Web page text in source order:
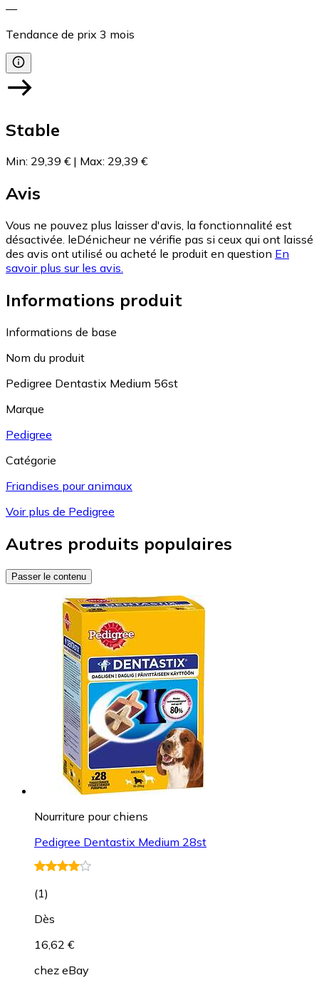
—
Tendance de prix 3 mois
Stable
Min: 29,39 € | Max: 29,39 €
Avis
Vous ne pouvez plus laisser d'avis, la fonctionnalité est
désactivée. leDénicheur ne vérifie pas si ceux qui ont laissé
des avis ont utilisé ou acheté le produit en question En
savoir plus sur les avis.
Informations produit
Informations de base
Nom du produit
Pedigree Dentastix Medium 56st
Marque
Pedigree
Catégorie
Friandises pour animaux
Voir plus de Pedigree
Autres produits populaires
Passer le contenu
Nourriture pour chiens
Pedigree Dentastix Medium 28st
(1)
Dès
16,62 €
chez eBay